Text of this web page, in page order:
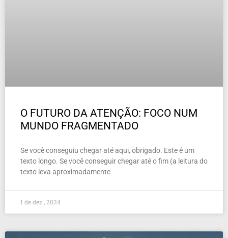
O FUTURO DA ATENÇÃO: FOCO NUM
MUNDO FRAGMENTADO
Se você conseguiu chegar até aqui, obrigado. Este é um
texto longo. Se você conseguir chegar até o fim (a leitura do
texto leva aproximadamente
1 de dez , 2024